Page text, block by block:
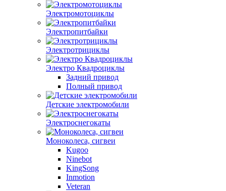
Электромотоциклы
Электропитбайки
Электротрициклы
Электро Квадроциклы
Задний привод
Полный привод
Детские электромобили
Электроснегокаты
Моноколеса, сигвеи
Kugoo
Ninebot
KingSong
Inmotion
Veteran